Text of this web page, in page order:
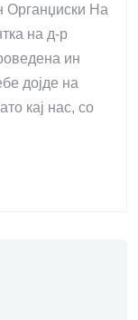
Органџиски На
на д-р
ин
дојде на
кај нас, со